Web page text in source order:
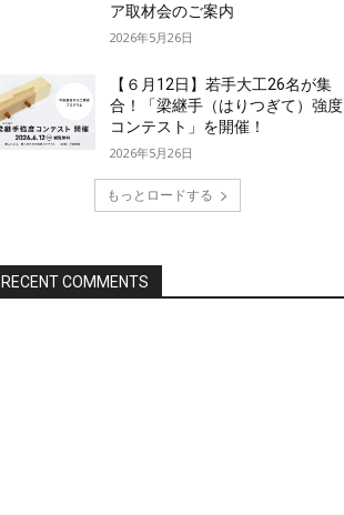
ア取材会のご案内
2026年5月26日
【６月12日】若手大工26名が集
合！「梁継手（はりつぎて）強度
コンテスト」を開催！
2026年5月26日
もっとロードする
RECENT COMMENTS